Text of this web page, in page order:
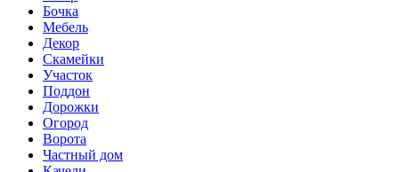
Бочка
Мебель
Декор
Скамейки
Участок
Поддон
Дорожки
Огород
Ворота
Частный дом